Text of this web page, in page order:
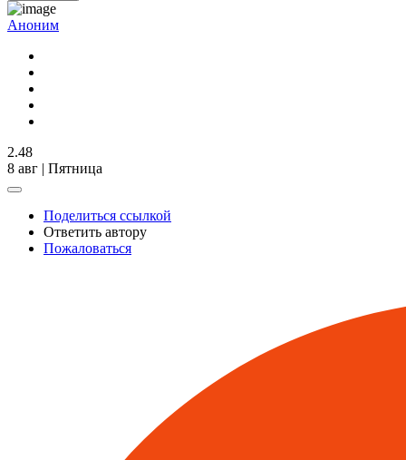
Аноним
2.48
8 авг | Пятница
Поделиться ссылкой
Ответить автору
Пожаловаться